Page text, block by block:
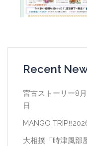
Recent
宮古ストーリー8
日
MANGO
大相撲「時津風部